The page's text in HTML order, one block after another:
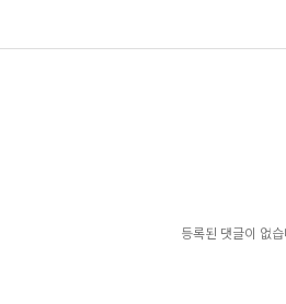
등록된 댓글이 없